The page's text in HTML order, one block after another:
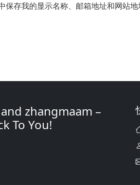
保存我的显示名称、邮箱地址和网站地
zhangmaam –
To You!